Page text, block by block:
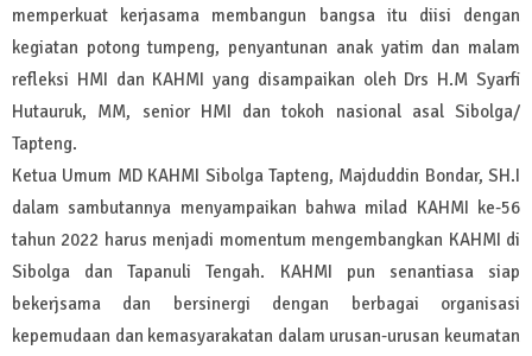
memperkuat kerjasama membangun bangsa itu diisi dengan
kegiatan potong tumpeng, penyantunan anak yatim dan malam
refleksi HMI dan KAHMI yang disampaikan oleh Drs H.M Syarfi
Hutauruk, MM, senior HMI dan tokoh nasional asal Sibolga/
Tapteng.
Ketua Umum MD KAHMI Sibolga Tapteng, Majduddin Bondar, SH.I
dalam sambutannya menyampaikan bahwa milad KAHMI ke-56
tahun 2022 harus menjadi momentum mengembangkan KAHMI di
Sibolga dan Tapanuli Tengah. KAHMI pun senantiasa siap
bekerjsama dan bersinergi dengan berbagai organisasi
kepemudaan dan kemasyarakatan dalam urusan-urusan keumatan